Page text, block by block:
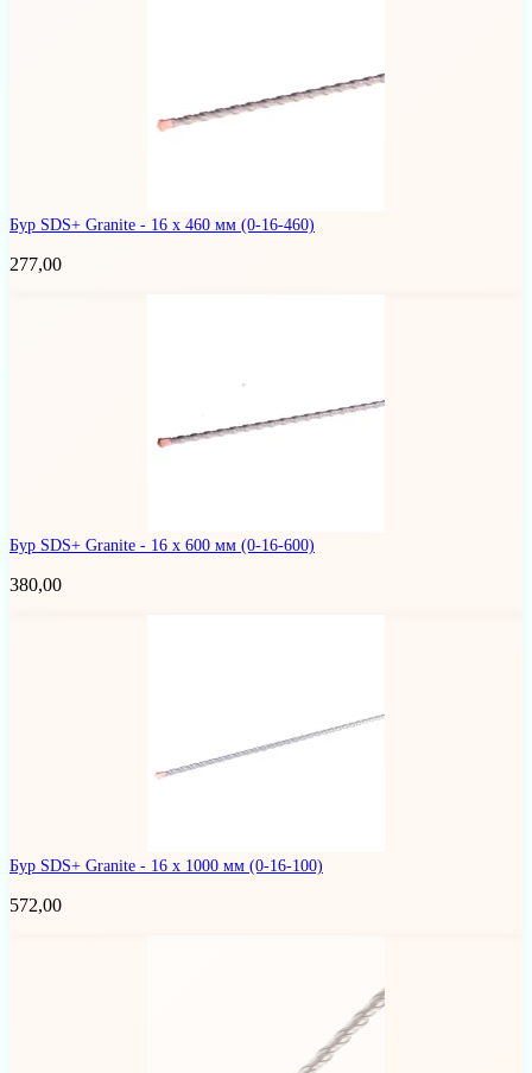
Бур SDS+ Granite - 16 х 460 мм (0-16-460)
277,00
Бур SDS+ Granite - 16 х 600 мм (0-16-600)
380,00
Бур SDS+ Granite - 16 x 1000 мм (0-16-100)
572,00